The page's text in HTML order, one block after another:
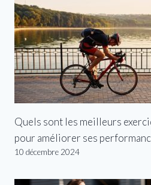
Quels sont les meilleurs
pour améliorer ses
10 décembre 2024